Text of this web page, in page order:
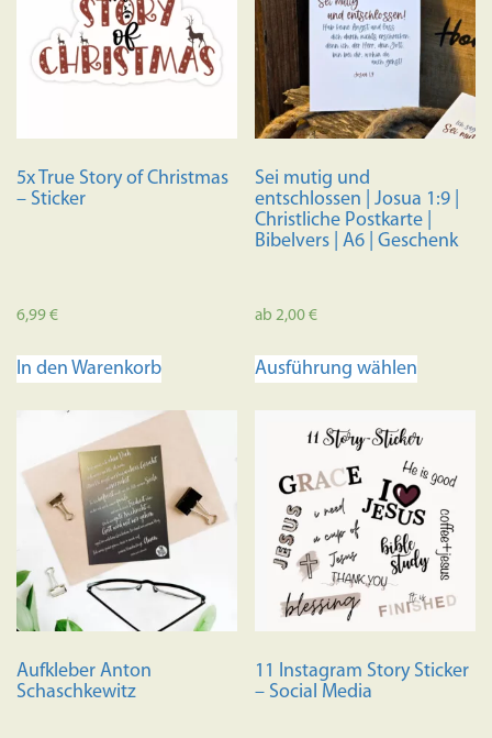
5x True Story of Christmas
– Sticker
6,99€
In den Warenkorb
Sei mutig und
entschlossen | Josua 1:9 |
Christliche Postkarte |
Bibelvers | A6 | Geschenk
ab2,00€
Ausführung wählen
mehrere
auf.
Die
können
auf
gewählt
Aufkleber Anton
Schaschkewitz
11 Instagram Story Sticker
– Social Media